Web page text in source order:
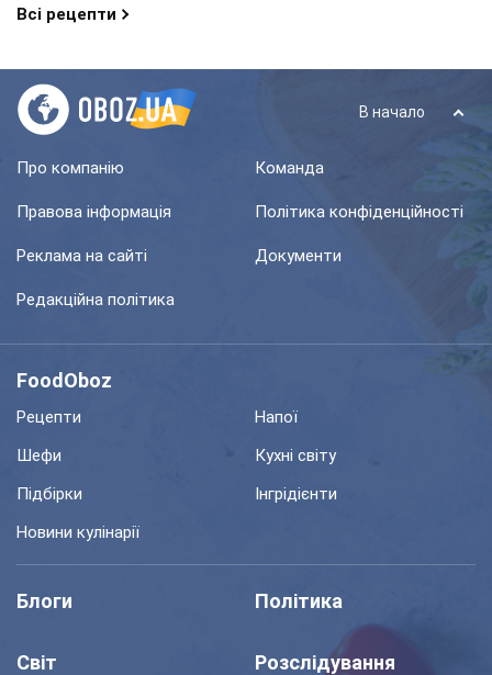
Всі рецепти
В начало
Про компанію Команда
Правова інформація Політика конфіденційності
Реклама на сайті Документи
Редакційна політика
FoodOboz
Рецепти
Напої
Шефи
Кухні світу
Підбірки
Інгрідієнти
Новини кулінарії
Блоги Політика
Світ Розслідування